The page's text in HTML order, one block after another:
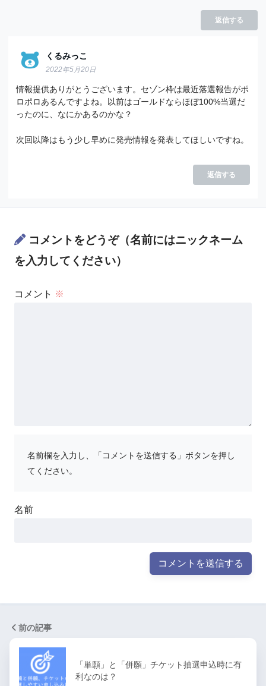
返信する
くるみっこ
2022年5月20日
情報提供ありがとうございます。セゾン枠は最近落選報告がポ
ロポロあるんですよね。以前はゴールドならほぼ100%当選だ
ったのに、なにかあるのかな？
次回以降はもう少し早めに発売情報を発表してほしいですね。
返信する
コメントをどうぞ（名前にはニックネーム
を入力してください）
コメント ※
名前欄を入力し、「コメントを送信する」ボタンを押し
てください。
名前
前の記事
「単願」と「併願」チケット抽選申込時に有
利なのは？